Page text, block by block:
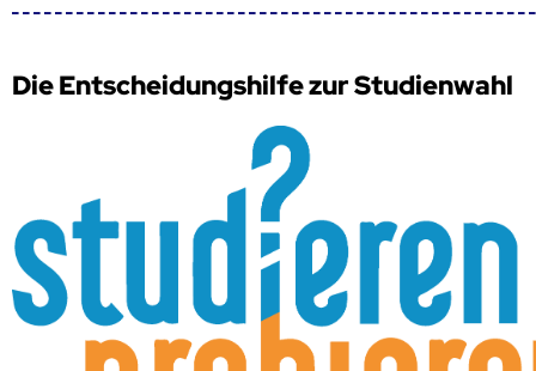
Die Entscheidungshilfe zur Studienwahl